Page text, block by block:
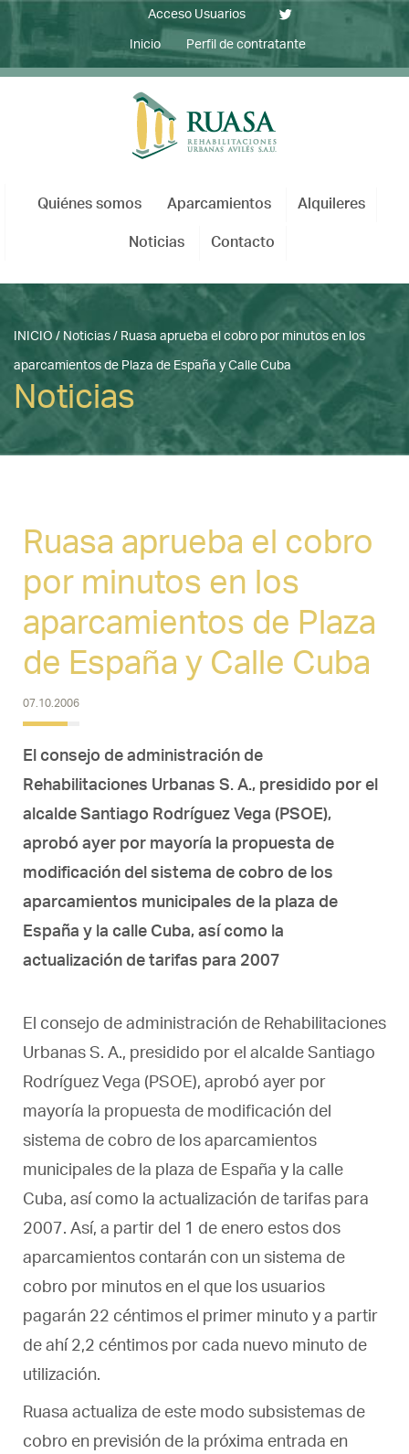
Acceso Usuarios
Inicio
Perfil de contratante
Quiénes somos Aparcamientos
Alquileres
Noticias
Contacto
INICIO/Noticias/Ruasa aprueba el cobro por minutos en los
aparcamientos de Plaza de España y Calle Cuba
Noticias
Ruasa aprueba el cobro
por minutos en los
aparcamientos de Plaza
de España y Calle Cuba
07.10.2006
El consejo de administración de
Rehabilitaciones Urbanas S. A., presidido por el
alcalde Santiago Rodrí­guez Vega (PSOE),
aprobó ayer por mayorí­a la propuesta de
modificación del sistema de cobro de los
aparcamientos municipales de la plaza de
España y la calle Cuba, así­ como la
actualización de tarifas para 2007
El consejo de administración de Rehabilitaciones
Urbanas S. A., presidido por el alcalde Santiago
Rodríguez Vega (PSOE), aprobó ayer por
mayoría la propuesta de modificación del
sistema de cobro de los aparcamientos
municipales de la plaza de España y la calle
Cuba, así como la actualización de tarifas para
2007. Así, a partir del 1 de enero estos dos
aparcamientos contarán con un sistema de
cobro por minutos en el que los usuarios
pagarán 22 céntimos el primer minuto y a partir
de ahí 2,2 céntimos por cada nuevo minuto de
utilización.
Ruasa actualiza de este modo subsistemas de
cobro en previsión de la próxima entrada en